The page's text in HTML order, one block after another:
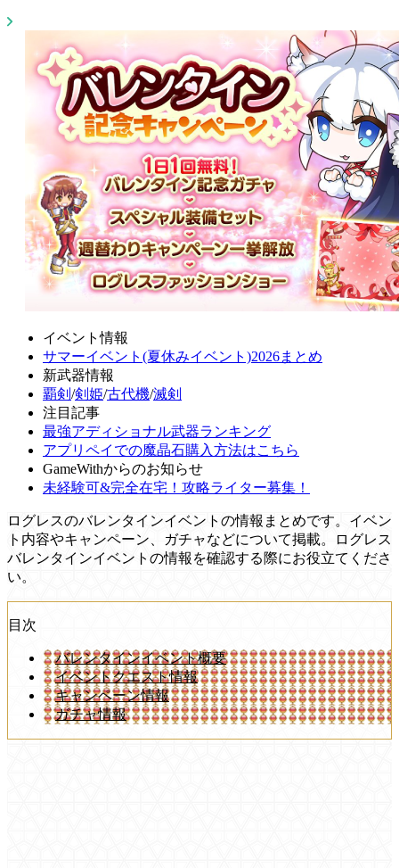
イベント情報
サマーイベント(夏休みイベント)2026まとめ
新武器情報
覇剣 /剣姫/古代機/滅剣
注目記事
最強アディショナル武器ランキング
アプリペイでの魔晶石購入方法はこちら
GameWithからのお知らせ
未経験可&完全在宅！攻略ライター募集！
ログレスのバレンタインイベントの情報まとめです。イベン
ト内容やキャンペーン、ガチャなどについて掲載。ログレス
バレンタインイベントの情報を確認する際にお役立てくださ
い。
目次
バレンタインイベント概要
イベントクエスト情報
キャンペーン情報
ガチャ情報